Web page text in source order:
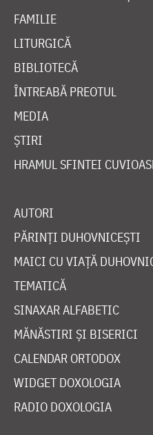
FAMILIE
LITURGICĂ
BIBLIOTECĂ
ÎNTREABĂ PREOTUL
MEDIA
ȘTIRI
HRAMUL SFINTEI
AUTORI
PĂRINȚI DUHOVNICEȘTI
MAICI CU VIAȚĂ
TEMATICĂ
SINAXAR ALFABETIC
MĂNĂSTIRI ȘI BISERICI
CALENDAR ORTODOX
WIDGET DOXOLOGIA
RADIO DOXOLOGIA